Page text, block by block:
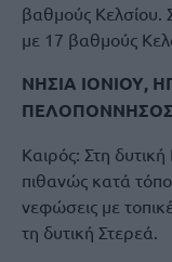
βαθμούς Κελσίου.
με 17 βαθμούς
ΝΗΣΙΑ ΙΟΝΙΟΥ,
ΠΕΛΟΠΟΝΝΗΣΟΣ
Καιρός: Στη
πιθανώς κατά
νεφώσεις με
τη δυτική Στερεά.